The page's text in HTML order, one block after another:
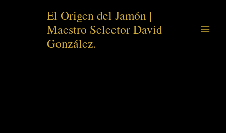
El Origen del Jamón |
Maestro Selector David
González.